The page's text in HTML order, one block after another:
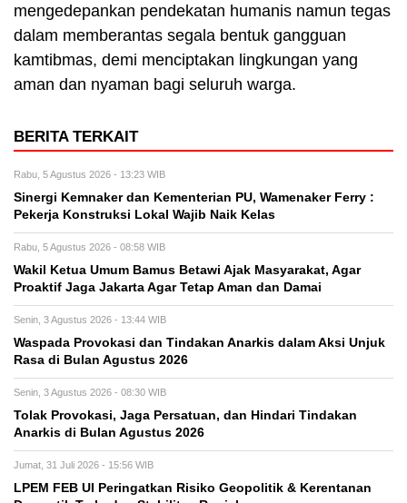
mengedepankan pendekatan humanis namun tegas
dalam memberantas segala bentuk gangguan
kamtibmas, demi menciptakan lingkungan yang
aman dan nyaman bagi seluruh warga.
BERITA TERKAIT
Rabu, 5 Agustus 2026 - 13:23 WIB
Sinergi Kemnaker dan Kementerian PU, Wamenaker Ferry :
Pekerja Konstruksi Lokal Wajib Naik Kelas
Rabu, 5 Agustus 2026 - 08:58 WIB
Wakil Ketua Umum Bamus Betawi Ajak Masyarakat, Agar
Proaktif Jaga Jakarta Agar Tetap Aman dan Damai
Senin, 3 Agustus 2026 - 13:44 WIB
Waspada Provokasi dan Tindakan Anarkis dalam Aksi Unjuk
Rasa di Bulan Agustus 2026
Senin, 3 Agustus 2026 - 08:30 WIB
Tolak Provokasi, Jaga Persatuan, dan Hindari Tindakan
Anarkis di Bulan Agustus 2026
Jumat, 31 Juli 2026 - 15:56 WIB
LPEM FEB UI Peringatkan Risiko Geopolitik & Kerentanan